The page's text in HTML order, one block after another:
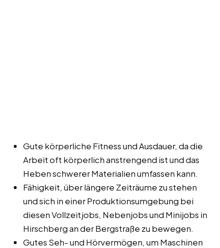
Gute körperliche Fitness und Ausdauer, da die
Arbeit oft körperlich anstrengend ist und das
Heben schwerer Materialien umfassen kann.
Fähigkeit, über längere Zeiträume zu stehen
und sich in einer Produktionsumgebung bei
diesen Vollzeitjobs, Nebenjobs und Minijobs in
Hirschberg an der Bergstraße zu bewegen.
Gutes Seh- und Hörvermögen, um Maschinen